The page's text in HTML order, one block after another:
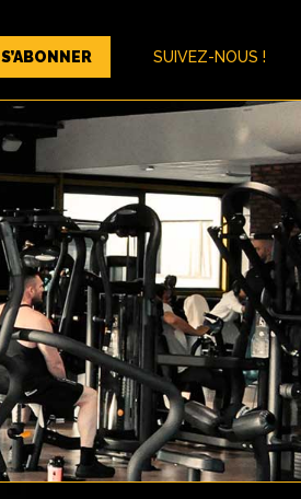
S’ABONNER SUIVEZ-NOUS !